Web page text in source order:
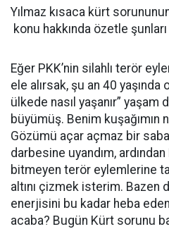
Yılmaz kısaca kürt
konu hakkında özetle şunları
Eğer PKK’nin silahlı terör
ele alırsak, şu an 40
ülkede nasıl yaşanır”
büyümüş. Benim kuşağımın
Gözümü açar açmaz bir
darbesine uyandım, ardından
bitmeyen terör eylemlerine
altını çizmek isterim. Bazen
enerjisini bu kadar heba
acaba? Bugün Kürt sorunu